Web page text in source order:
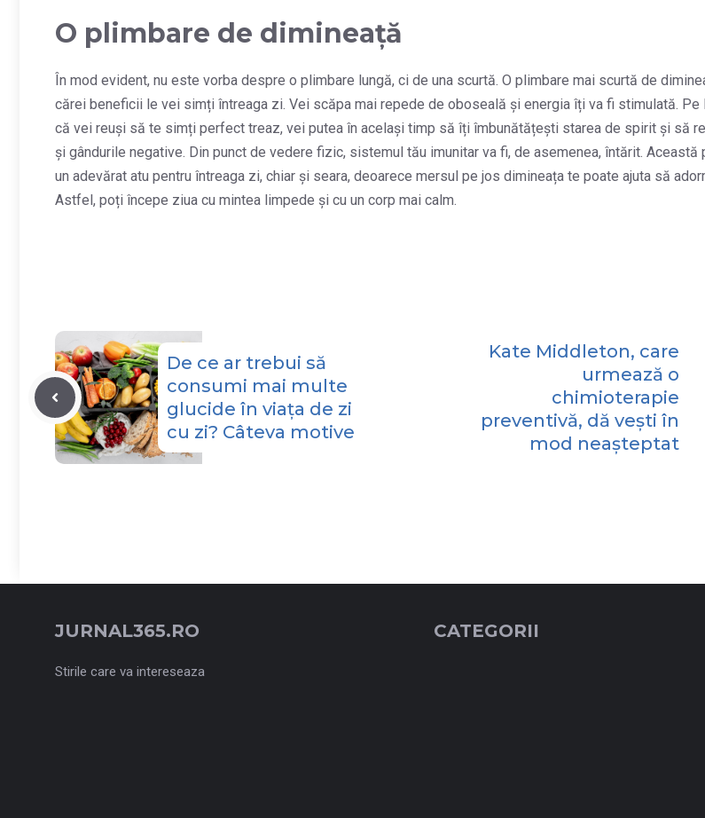
O plimbare de dimineață
În mod evident, nu este vorba despre o plimbare lungă, ci de una scurtă. O plimbare mai scurtă de
cărei beneficii le vei simți întreaga zi. Vei scăpa mai repede de oboseală și energia îți va fi stimulată. Pe
că vei reuși să te simți perfect treaz, vei putea în același timp să îți îmbunătățești starea de spirit și să
și gândurile negative. Din punct de vedere fizic, sistemul tău imunitar va fi, de asemenea, întărit. Această
un adevărat atu pentru întreaga zi, chiar și seara, deoarece mersul pe jos dimineața te poate ajuta să
Astfel, poți începe ziua cu mintea limpede și cu un corp mai calm.
De ce ar trebui să
consumi mai multe
glucide în viața de zi
cu zi? Câteva motive
Kate Middleton, care
urmează o
chimioterapie
preventivă, dă vești în
mod neașteptat
JURNAL365.RO
Stirile care va intereseaza
CATEGORII